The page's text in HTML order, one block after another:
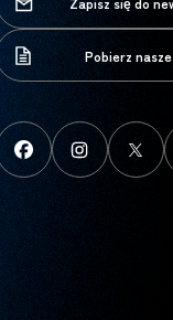
Pobierz
FaceBook instagram X